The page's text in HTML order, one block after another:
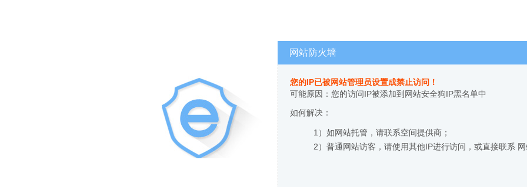
网站防火墙
您的IP已被网站管理员设置成禁止访问！
可能原因：您的访问IP被添加到网站安全狗IP黑名单中
如何解决：
1）如网站托管，请联系空间提供商；
2）普通网站访客，请使用其他IP进行访问，或直接联系 网